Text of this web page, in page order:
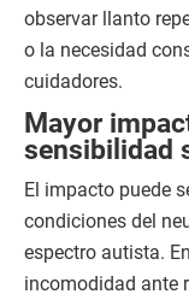
observar llanto
o la necesidad
cuidadores.
Mayor
sensibilidad
El impacto puede
condiciones del
espectro autista.
incomodidad ante